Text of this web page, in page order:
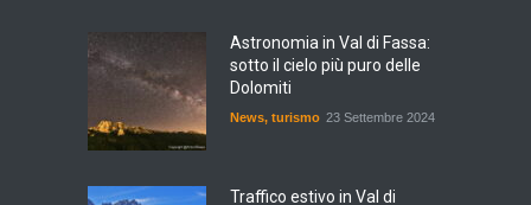
Astronomia in Val di Fassa:
sotto il cielo più puro delle
Dolomiti
News, turismo 23 Settembre 2024
Traffico estivo in Val di